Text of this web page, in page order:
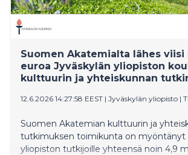
Suomen Akatemialta lähes viisi
euroa Jyväskylän yliopiston
kulttuurin ja yhteiskunnan
12.6.2026 14:27:58 EEST | Jyväskylän yliopisto |
Suomen Akatemian kulttuurin ja
tutkimuksen toimikunta on myöntänyt
yliopiston tutkijoille yhteensä noin 4,9